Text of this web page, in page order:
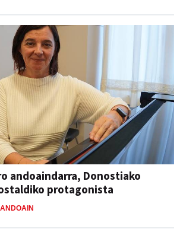
andoaindarra, Donostiako
protagonista
ANDOAIN